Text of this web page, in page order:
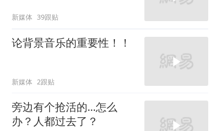
新媒体 39跟贴
论背景音乐的重要性！！
新媒体 2跟贴
旁边有个抢活的…怎么
办？人都过去了？